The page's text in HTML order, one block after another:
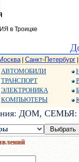
в Троицке
| Санкт-Петербург
АВТОМОБИЛИ
ТРАНСПОРТ
ЭЛЕКТРОНИКА
КОМПЬЮТЕРЫ
ДОМ, СЕМЬЯ: